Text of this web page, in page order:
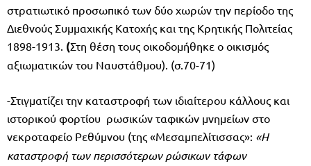
στρατιωτικό προσωπικό των δύο χωρών την περίοδο της
Διεθνούς Συμμαχικής Κατοχής και της Κρητικής Πολιτείας
1898-1913. (Στη θέση τους οικοδομήθηκε ο οικισμός
αξιωματικών του Ναυστάθμου). (σ.70-71)
-Στιγματίζει την καταστροφή των ιδιαίτερου κάλλους και
ιστορικού φορτίου ρωσικών ταφικών μνημείων στο
νεκροταφείο Ρεθύμνου (της «Μεσαμπελίτισσας»: «Η
καταστροφή των περισσότερων ρώσικων τάφων